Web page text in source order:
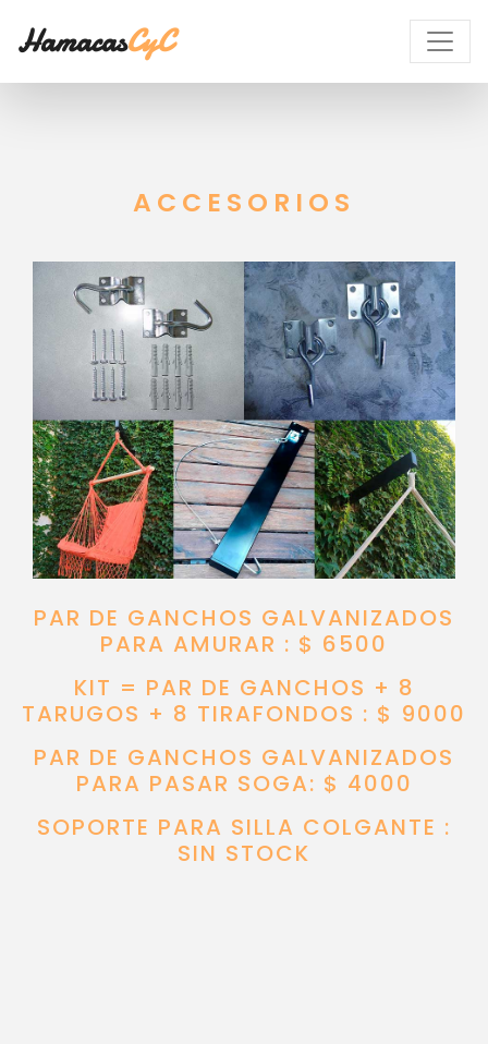
HamacasCyC
ACCESORIOS
PAR DE GANCHOS GALVANIZADOS
PARA AMURAR : $ 6500
KIT = PAR DE GANCHOS + 8
TARUGOS + 8 TIRAFONDOS : $ 9000
PAR DE GANCHOS GALVANIZADOS
PARA PASAR SOGA: $ 4000
SOPORTE PARA SILLA COLGANTE :
SIN STOCK